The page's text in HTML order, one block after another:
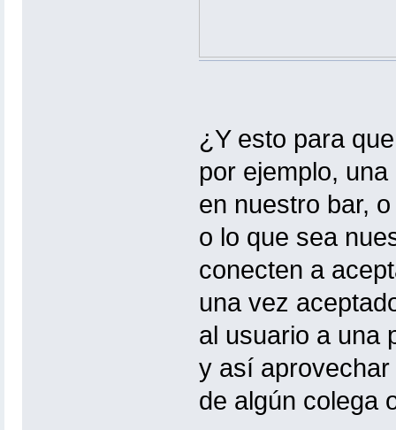
¿Y esto para
por ejemplo,
en nuestro bar,
o lo que sea
conecten a
una vez
al usuario a una
y así
de algún colega